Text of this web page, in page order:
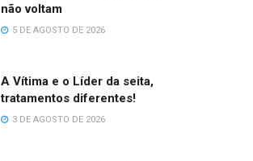
não voltam
5 DE AGOSTO DE 2026
A Vítima e o Líder da seita,
tratamentos diferentes!
3 DE AGOSTO DE 2026